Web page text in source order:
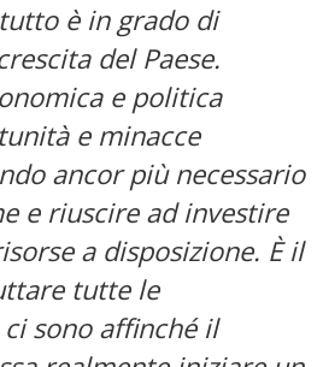
è in grado di
del Paese.
e politica
e minacce
ancor più necessario
e riuscire ad investire
a disposizione. È il
tutte le
sono affinché il